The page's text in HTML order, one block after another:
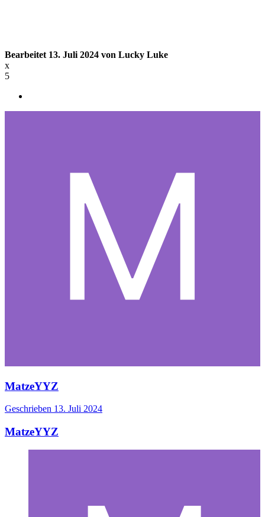
Bearbeitet 13. Juli 2024 von Lucky Luke
x
5
MatzeYYZ
Geschrieben 13. Juli 2024
MatzeYYZ